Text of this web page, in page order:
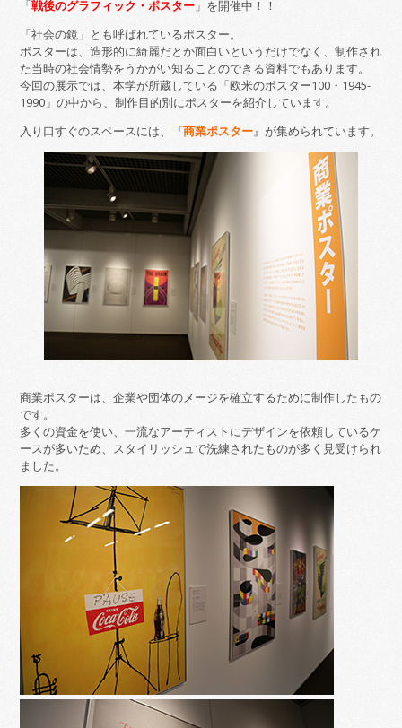
「戦後のグラフィック・ポスター 」を開催中！！
「社会の鏡」とも呼ばれているポスター。
ポスターは、造形的に綺麗だとか面白いというだけでなく、制作され
た当時の社会情勢をうかがい知ることのできる資料でもあります。
今回の展示では、本学が所蔵している「欧米のポスター100・1945-
1990」の中から、制作目的別にポスターを紹介しています。
入り口すぐのスペースには、『商業ポスター』が集められています。
商業ポスターは、企業や団体のメージを確立するために制作したもの
です。
多くの資金を使い、一流なアーティストにデザインを依頼しているケ
ースが多いため、スタイリッシュで洗練されたものが多く見受けられ
ました。